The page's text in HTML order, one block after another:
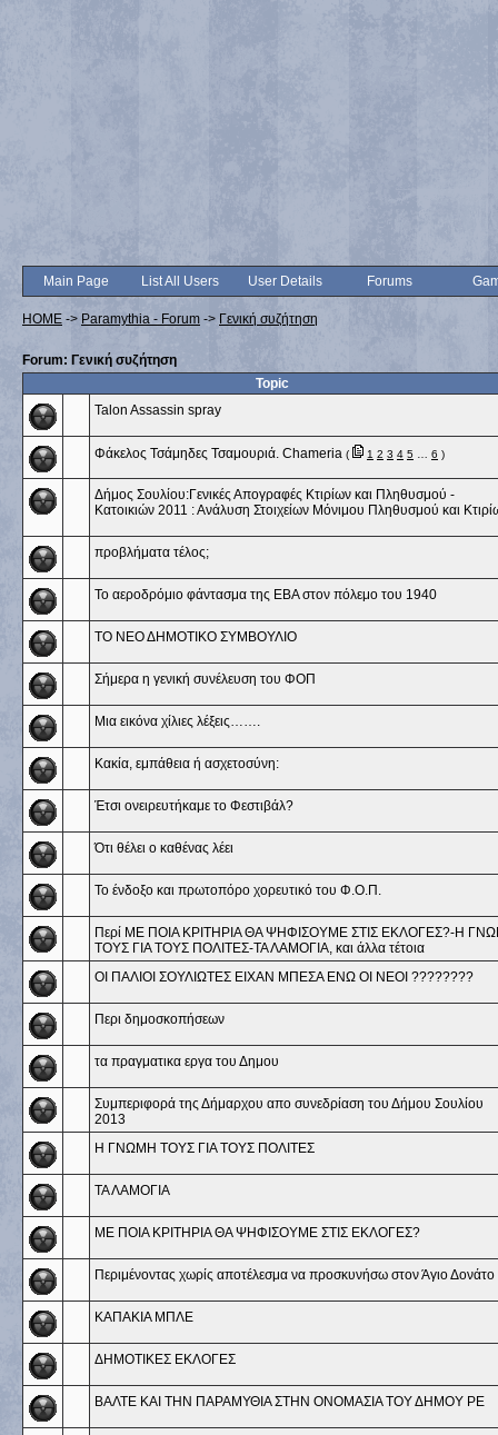
Main Page List All Users User Details Forums
HOME -> Paramythia - Forum -> Γενική συζήτηση
Forum: Γενική συζήτηση
Topic
Talon Assassin spray
Φάκελος Τσάμηδες Τσαμουριά. Chameria ( 1 2 3 4 5 6 )
Δήμος Σουλίου:Γενικές Απογραφές Κτιρίων και Πληθυσμού -
Κατοικιών 2011 : Ανάλυση Στοιχείων Μόνιμου Πληθυσμού και
προβλήματα τέλος;
Το αεροδρόμιο φάντασμα της ΕΒΑ στον πόλεμο του 1940
ΤΟ ΝΕΟ ΔΗΜΟΤΙΚΟ ΣΥΜΒΟΥΛΙΟ
Σήμερα η γενική συνέλευση του ΦΟΠ
Μια εικόνα χίλιες λέξεις…….
Κακία, εμπάθεια ή ασχετοσύνη:
Έτσι ονειρευτήκαμε το Φεστιβάλ?
Ότι θέλει ο καθένας λέει
Το ένδοξο και πρωτοπόρο χορευτικό του Φ.Ο.Π.
Περί ΜΕ ΠΟΙΑ ΚΡΙΤΗΡΙΑ ΘΑ ΨΗΦΙΣΟΥΜΕ ΣΤΙΣ ΕΚΛΟΓΕΣ?-Η
ΤΟΥΣ ΓΙΑ ΤΟΥΣ ΠΟΛΙΤΕΣ-ΤΑ ΛΑΜΟΓΙΑ, και άλλα τέτοια
ΟΙ ΠΑΛΙΟΙ ΣΟΥΛΙΩΤΕΣ ΕΙΧΑΝ ΜΠΕΣΑ ΕΝΩ ΟΙ ΝΕΟΙ ????????
Περι δημοσκοπήσεων
τα πραγματικα εργα του Δημου
Συμπεριφορά της Δήμαρχου απο συνεδρίαση του Δήμου Σουλίου
2013
Η ΓΝΩΜΗ ΤΟΥΣ ΓΙΑ ΤΟΥΣ ΠΟΛΙΤΕΣ
ΤΑ ΛΑΜΟΓΙΑ
ΜΕ ΠΟΙΑ ΚΡΙΤΗΡΙΑ ΘΑ ΨΗΦΙΣΟΥΜΕ ΣΤΙΣ ΕΚΛΟΓΕΣ?
Περιμένοντας χωρίς αποτέλεσμα να προσκυνήσω στον Άγιο Δονάτο
ΚΑΠΑΚΙΑ ΜΠΛΕ
ΔΗΜΟΤΙΚΕΣ ΕΚΛΟΓΕΣ
ΒΑΛΤΕ ΚΑΙ ΤΗΝ ΠΑΡΑΜΥΘΙΑ ΣΤΗΝ ΟΝΟΜΑΣΙΑ ΤΟΥ ΔΗΜΟΥ ΡΕ